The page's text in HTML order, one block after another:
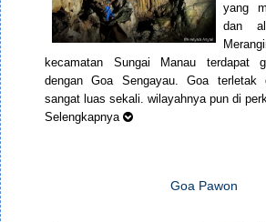
yang
dan
kecamatan Sungai Manau terdapat
dengan Goa Sengayau. Goa terletak
sangat luas sekali. wilayahnya pun di
Selengkapnya
Goa Pawon